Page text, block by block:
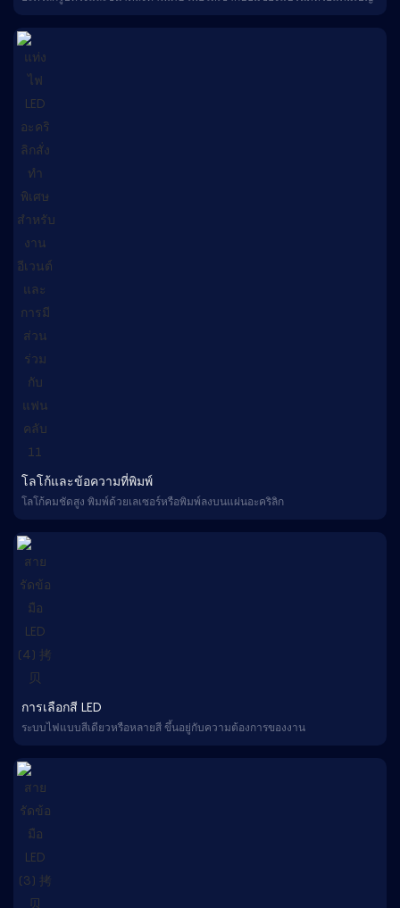
โลโก้และข้อความที่พิมพ์
โลโก้คมชัดสูง พิมพ์ด้วยเลเซอร์หรือพิมพ์ลงบนแผ่นอะคริลิก
การเลือกสี LED
ระบบไฟแบบสีเดียวหรือหลายสี ขึ้นอยู่กับความต้องการของงาน